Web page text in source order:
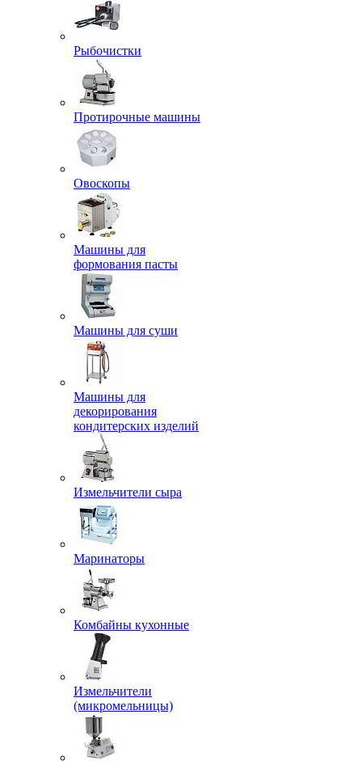
Рыбочистки
Протирочные машины
Овоскопы
Машины для
формования пасты
Машины для суши
Машины для
декорирования
кондитерских изделий
Измельчители сыра
Маринаторы
Комбайны кухонные
Измельчители
(микромельницы)